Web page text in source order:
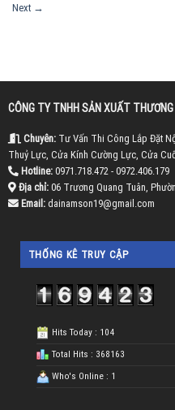
Next →
CÔNG TY TNHH SẢN XUẤT
Chuyên:Tư Vấn Thi Công Lắp Đặt
Thuỷ Lực, Cửa Kính Cường Lực, Cửa
Hotline:0971.718.472 - 0972.406.179
Địa chỉ:06 Trương Quang Tuân,
Email:dainamson19@gmail.com
THỐNG KÊ TRUY CẬP
Hits Today : 104
Total Hits : 368163
Who's Online : 1